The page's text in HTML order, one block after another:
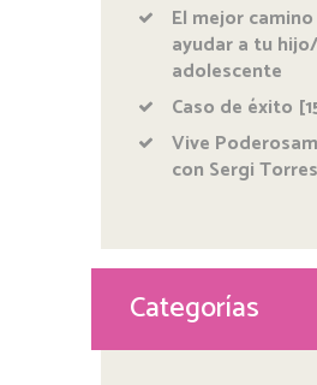
El mejor
ayudar a tu
adolescente
Caso de éxito
Vive
con Sergi Torres
Categorías